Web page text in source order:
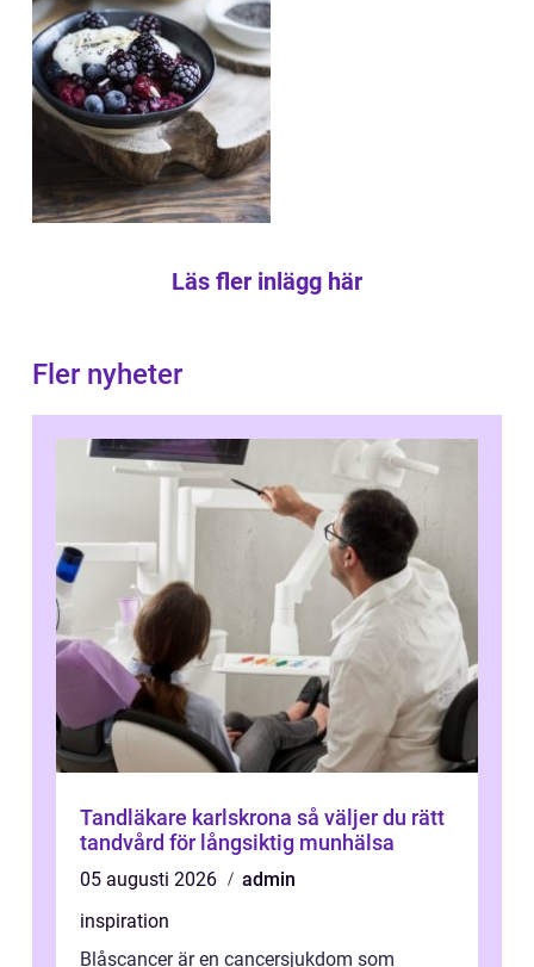
Läs fler inlägg här
Fler nyheter
Tandläkare karlskrona så väljer du rätt
tandvård för långsiktig munhälsa
05 augusti 2026
admin
inspiration
Blåscancer är en cancersjukdom som